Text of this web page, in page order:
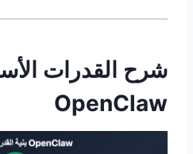
شرح القدرات
OpenClaw